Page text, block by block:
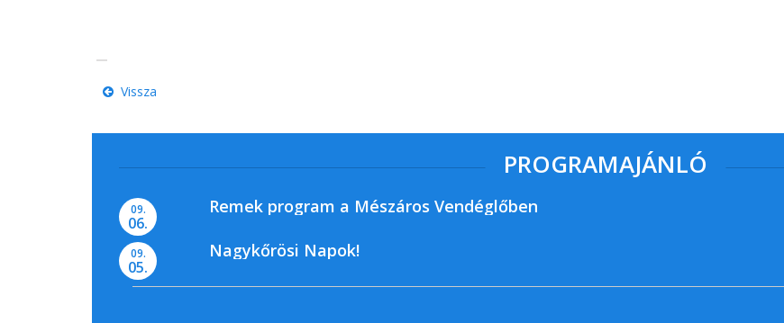
Vissza
PROGRAMAJÁNLÓ
09.
06.
Remek program a Mészáros Vendéglőben
09.
05.
Nagykőrösi Napok!